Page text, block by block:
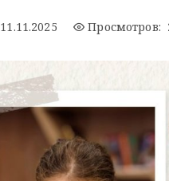
11.11.2025 Просмотров: